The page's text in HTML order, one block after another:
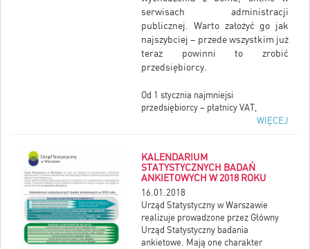
serwisach administracji
publicznej. Warto założyć go jak
najszybciej – przede wszystkim już
teraz powinni to zrobić
przedsiębiorcy.
Od 1 stycznia najmniejsi
przedsiębiorcy – płatnicy VAT,
zatrudniający do 10 osób, o obrotach
jednoosobowe działalności
gospodarcze) - najpóźniej do 26
lutego 2018 r. po raz pierwszy muszą
wysłać do systemu Ministerstwa
Finansów Jednolity Plik Kontrolny
(JPK_VAT). JPK_VAT przesyła się
wyłącznie elektronicznie.
WIĘCEJ
KALENDARIUM
STATYSTYCZNYCH BADAŃ
ANKIETOWYCH W 2018 ROKU
16.01.2018
Urząd Statystyczny w Warszawie
realizuje prowadzone przez Główny
Urząd Statystyczny badania
ankietowe. Mają one charakter